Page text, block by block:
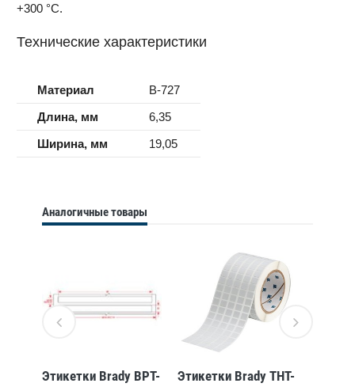
+300 °С.
Технические характеристики
Материал
B-727
Длина, мм
6,35
Ширина, мм
19,05
Аналогичные товары
Этикетки Brady BPT-
Этикетки Brady THT-